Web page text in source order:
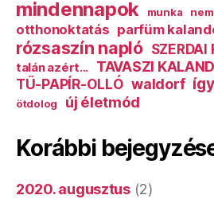
mindennapok munka
otthonoktatás parfüm
rózsaszín napló SZERDAI
talán azért...
TAVASZI
TŰ-PAPÍR-OLLÓ waldorf
ötdolog új életmód
Korábbi
2020. augusztus(2)